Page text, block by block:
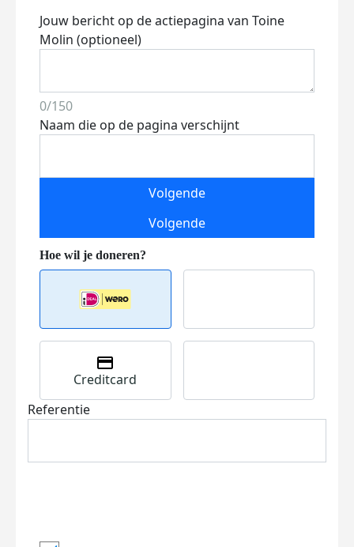
Jouw bericht op de actiepagina van Toine
Molin (optioneel)
0/150
Naam die op de pagina verschijnt
Volgende
Volgende
Creditcard
Referentie